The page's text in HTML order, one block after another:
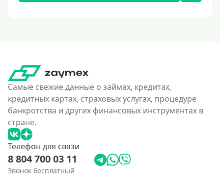
Самые свежие данные о займах, кредитах,
кредитных картах, страховых услугах, процедуре
банкротства и других финансовых инструментах в
стране.
Телефон для связи
8 804 700 03 11
Звонок бесплатный